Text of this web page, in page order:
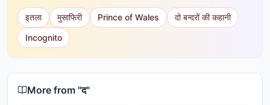
इतला मुसाफिरी Prince of Wales
दो बन्दरों की कहानी
Incognito
More from "द"